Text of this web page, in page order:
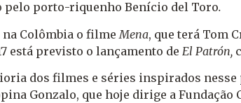
porto-riquenho Benício del Toro.
na Colômbia o filme Mena, que terá Tom
está previsto o lançamento de El Patrón,
dos filmes e séries inspirados
Gonzalo, que hoje dirige a